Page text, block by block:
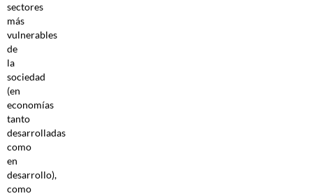
sectores
más
vulnerables
de
la
sociedad
(en
economías
tanto
desarrolladas
como
en
desarrollo),
como